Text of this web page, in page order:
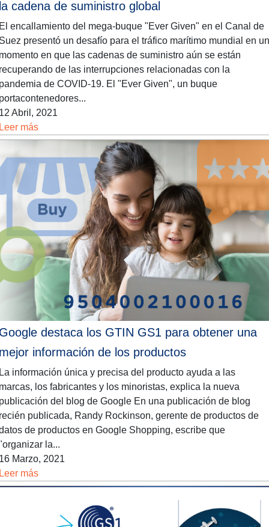
cadena de suministro global
encallamiento del mega-buque "Ever Given" en el Canal de
presentó un desafío para el tráfico marítimo mundial en un
en que las cadenas de suministro aún se están
de las interrupciones relacionadas con la
de COVID-19. El "Ever Given", un buque
Abril, 2021
más
destaca los GTIN GS1 para obtener una
información de los productos
información única y precisa del producto ayuda a las
los fabricantes y los minoristas, explica la nueva
del blog de Google En una publicación de blog
publicada, Randy Rockinson, gerente de productos de
de productos en Google Shopping, escribe que
la...
Marzo, 2021
más